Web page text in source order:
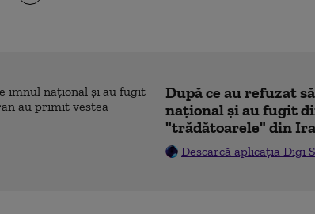
După ce au refuzat
naţional şi au fugit
"trădătoarele" din
Descarcă aplicația Digi